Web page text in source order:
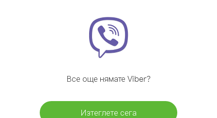
Все още нямате Viber?
Изтеглете сега